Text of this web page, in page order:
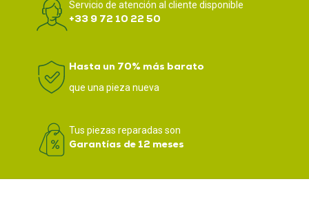
Servicio de atención al cliente disponible
+33 9 72 10 22 50
Hasta un 70% más barato
que una pieza nueva
Tus piezas reparadas son
Garantías de 12 meses